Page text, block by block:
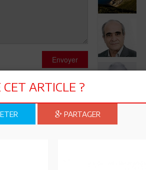
Envoyer
ARTICLE ?
PARTAGER